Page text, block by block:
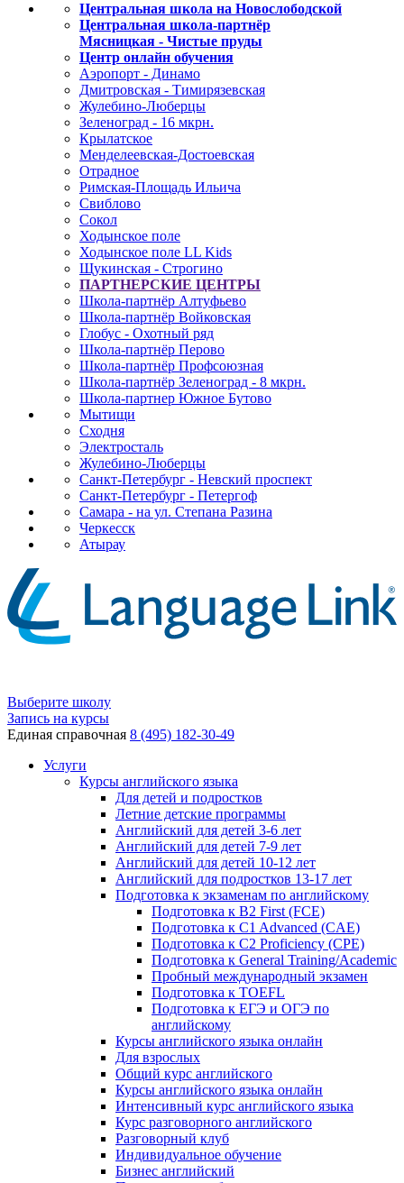
Центральная школа на Новослободской
Центральная школа-партнёр
Мясницкая - Чистые пруды
Центр онлайн обучения
Аэропорт - Динамо
Дмитровская - Тимирязевская
Жулебино-Люберцы
Зеленоград - 16 мкрн.
Крылатское
Менделеевская-Достоевская
Отрадное
Римская-Площадь Ильича
Свиблово
Сокол
Ходынское поле
Ходынское поле LL Kids
Щукинская - Строгино
ПАРТНЕРСКИЕ ЦЕНТРЫ
Школа-партнёр Алтуфьево
Школа-партнёр Войковская
Глобус - Охотный ряд
Школа-партнёр Перово
Школа-партнёр Профсоюзная
Школа-партнёр Зеленоград - 8 мкрн.
Школа-партнер Южное Бутово
Мытищи
Сходня
Электросталь
Жулебино-Люберцы
Санкт-Петербург - Невский проспект
Санкт-Петербург - Петергоф
Самара - на ул. Степана Разина
Черкесск
Атырау
Выберите школу
Запись на курсы
Единая справочная 8 (495) 182-30-49
Услуги
Курсы английского языка
Для детей и подростков
Летние детские программы
Английский для детей 3-6 лет
Английский для детей 7-9 лет
Английский для детей 10-12 лет
Английский для подростков 13-17 лет
Подготовка к экзаменам по английскому
Подготовка к B2 First (FCE)
Подготовка к C1 Advanced (CAE)
Подготовка к C2 Proficiency (CPE)
Подготовка к General Training/Academic
Пробный международный экзамен
Подготовка к TOEFL
Подготовка к ЕГЭ и ОГЭ по
английскому
Курсы английского языка онлайн
Для взрослых
Общий курс английского
Курсы английского языка онлайн
Интенсивный курс английского языка
Курс разговорного английского
Разговорный клуб
Индивидуальное обучение
Бизнес английский